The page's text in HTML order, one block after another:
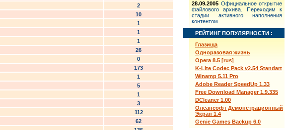
2
10
1
1
1
26
0
173
1
5
1
3
112
62
28.09.2005 Официальное открытие
файлового архива. Переходим к
стадии активного наполнения
контентом.
РЕЙТИНГ ПОПУЛЯРНОСТИ :
Глазища
Одноразовая жизнь
Opera 8.5 [rus]
K-Lite Codec Pack v2.54 Standart
Winamp 5.11 Pro
Adobe Reader SpeedUp 1.33
Free Download Manager 1.9.335
DCleaner 1.00
Олеансофт Демонстрационный
Экран 1.4
Genie Games Backup 6.0